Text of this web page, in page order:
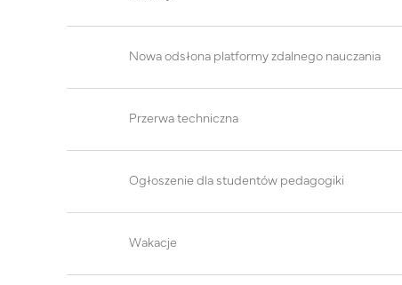
Nowa odsłona platformy zdalnego nauczania
Przerwa techniczna
Ogłoszenie dla studentów pedagogiki
Wakacje